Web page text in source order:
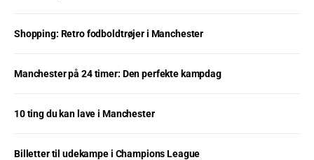
Shopping: Retro fodboldtrøjer i Manchester
Manchester på 24 timer: Den perfekte kampdag
10 ting du kan lave i Manchester
Billetter til udekampe i Champions League